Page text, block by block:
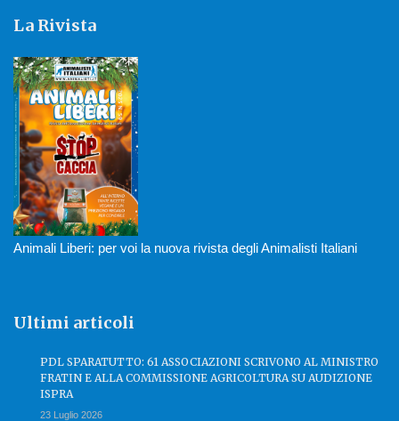
La Rivista
Animali Liberi: per voi la nuova rivista degli Animalisti Italiani
Ultimi articoli
PDL SPARATUTTO: 61 ASSOCIAZIONI SCRIVONO AL MINISTRO
FRATIN E ALLA COMMISSIONE AGRICOLTURA SU AUDIZIONE
ISPRA
23 Luglio 2026